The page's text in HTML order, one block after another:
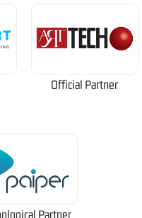
Official Partner
Partner